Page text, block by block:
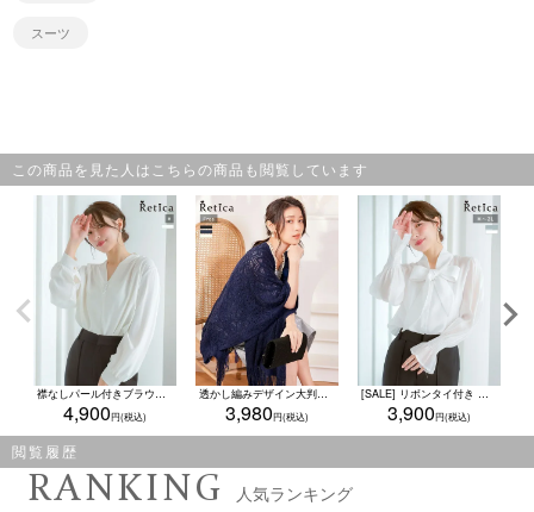
スーツ
この商品を見た人はこちらの商品も閲覧しています
襟なしパール付きブラウス 卒業式 / 卒園式 入学式 / 入園式 ママ / 母親(Mサイズ)(ホワイト)
4,900
透かし編みデザイン大判ショール
3,980
[SALE] リボンタイ付き シフォンフリル シアーブラウス セレモニー (M&#12316;2Lサイズ) (ホワイト/アッシュグレー)
3,900
閲覧履歴
RANKING 人気ランキング